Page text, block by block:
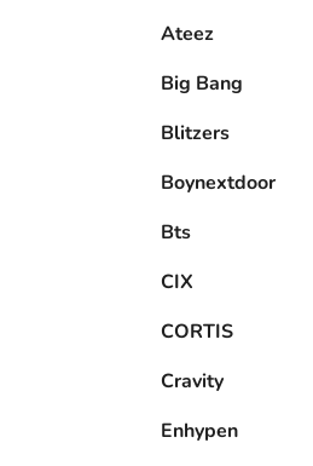
Ateez
Big Bang
Blitzers
Boynextdoor
Bts
CIX
CORTIS
Cravity
Enhypen